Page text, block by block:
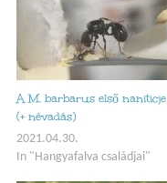
A M. barbarus első naniticje
(+ névadás)
2021.04.30.
In "Hangyafalva családjai"